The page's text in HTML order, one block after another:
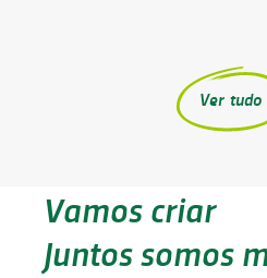
Ver tudo
Vamos criar
Juntos somos